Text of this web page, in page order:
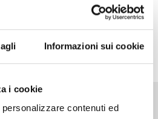
Informazioni sui cookie
i cookie
contenuti ed
I due non sanno di essere
che impedisce loro di finire
rapporto...